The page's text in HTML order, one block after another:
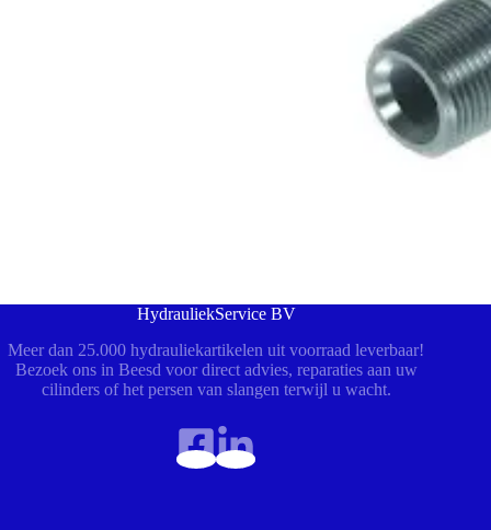
HydrauliekService BV
Meer dan 25.000 hydrauliekartikelen uit voorraad leverbaar!
Bezoek ons in Beesd voor direct advies, reparaties aan uw
cilinders of het persen van slangen terwijl u wacht.